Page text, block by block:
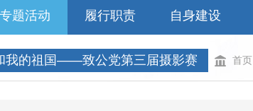
专题活动 履行职责 自身建设
我的祖国——致公党第三届摄影赛 首页